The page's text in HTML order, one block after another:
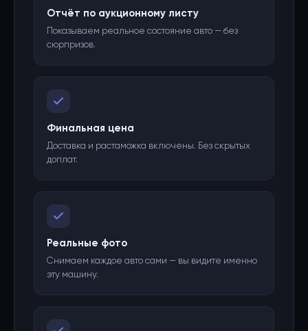
Отчёт по аукционному листу
Показываем реальное состояние авто — без
сюрпризов.
Финальная цена
Доставка и растаможка включены. Без скрытых
доплат.
Реальные фото
Снимаем каждое авто сами — вы видите именно
эту машину.